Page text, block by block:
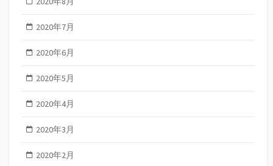
2020年7月
2020年6月
2020年5月
2020年4月
2020年3月
2020年2月